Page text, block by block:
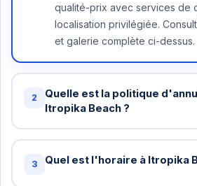
qualité-prix avec services de
localisation privilégiée.
et galerie complète ci-dessus.
2
Quelle est la politique
Itropika Beach ?
Annulation gratuite jusqu'à 48
arrivée à Itropika Beach . Au-
3 Quel est l'horaire à Itropika